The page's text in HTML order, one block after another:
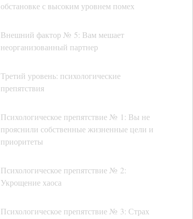
обстановке с высоким уровнем помех
Внешний фактор № 5: Вам мешает
неорганизованный партнер
Третий уровень: психологические
препятствия
Психологическое препятствие № 1: Вы не
прояснили собственные жизненные цели и
приоритеты
Психологическое препятствие № 2:
Укрощение хаоса
Психологическое препятствие № 3: Страх